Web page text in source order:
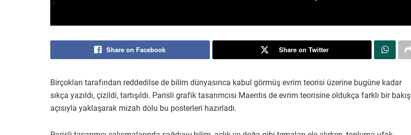
Share on Facebook Share on Twitter
Birçokları tarafından reddedilse de bilim dünyasınca kabul görmüş evrim teorisi üzerine bugüne kadar
sıkça yazıldı, çizildi, tartışıldı. Parisli grafik tasarımcısı Maentis de evrim teorisine oldukça farklı bir bakış
açısıyla yaklaşarak mizah dolu bu posterleri hazırladı.